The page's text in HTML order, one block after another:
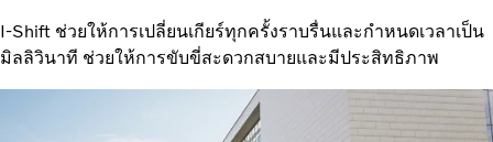
I-Shift ช่วยให้การเปลี่ยนเกียร์ทุกครั้งราบรื่นและกำหนดเวลาเป็น
มิลลิวินาที ช่วยให้การขับขี่สะดวกสบายและมีประสิทธิภาพ